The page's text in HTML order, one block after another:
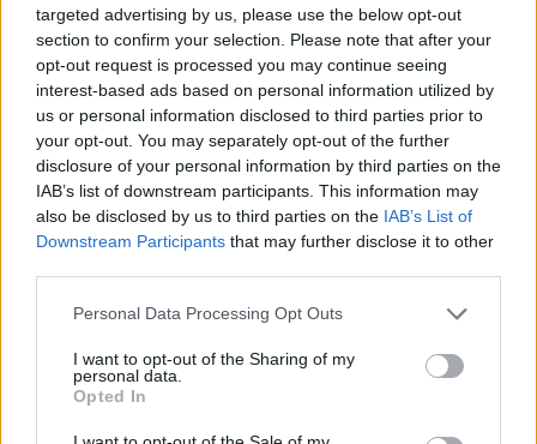
targeted advertising by us, please use the below opt-out
section to confirm your selection. Please note that after your
opt-out request is processed you may continue seeing
interest-based ads based on personal information utilized by
us or personal information disclosed to third parties prior to
your opt-out. You may separately opt-out of the further
disclosure of your personal information by third parties on the
IAB’s list of downstream participants. This information may
also be disclosed by us to third parties on the IAB’s List of
Downstream Participants that may further disclose it to other
Please note that this website/app uses one or more Google
not limited to your visit or usage behaviour. You may click to
grant or deny consent to Google and its third-party tags to
use your data for below specified purposes in below Google
consent section.
Personal Data Processing Opt Outs
I want to opt-out of the Sharing of my
personal data.
Opted In
08. 02.
SOKAN ROSSZUL TÁROLJÁK A GYÓGYSZEREIKET –
EMIATT CSÖKKENHET A HATÁSUK
Érdemes odafigyelni rá
08. 01.
EGYRE TÖBB FIATALNÁL JELENTKEZIK EZ A
VITAMINHIÁNY – ILYEN JELEKRE FIGYELJ
Erre figyelj!
07. 31.
NEM A CITROMSAV, AZ ECET VAGY A
SZÓDABIKARBÓNA A LEGERŐSEBB: EZT HASZNÁLJÁK A
SZÁLLODÁKBAN A VÍZKŐ ELLEN
Ez a szer tényleg eltünteti a vízkövet
24 óra